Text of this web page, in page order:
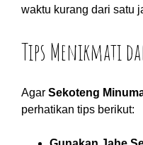
waktu kurang dari satu
Tips Menikmati
Agar Sekoteng
perhatikan tips berikut: